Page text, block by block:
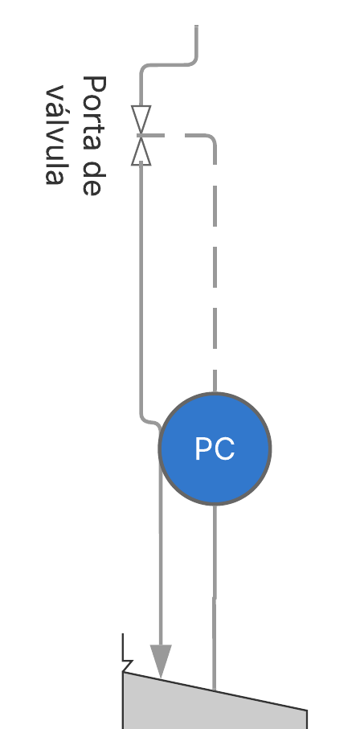
Este template de diagrama ER pode ajudá-lo a:
Ilustrar como entidades se relacionam entre si dentro de um
Projetar ou depurar bancos de dados relacionais.